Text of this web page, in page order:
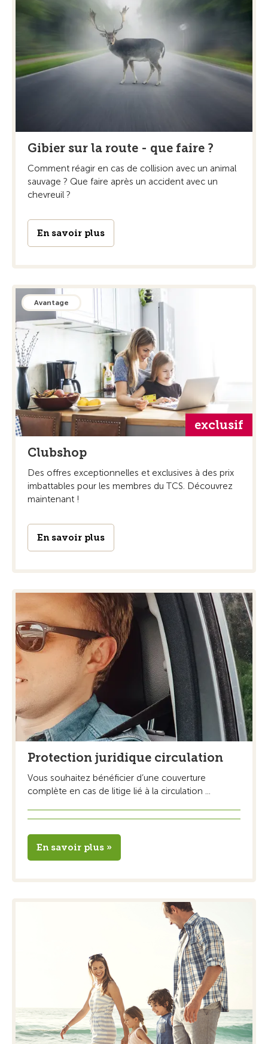
Gibier sur la route - que faire ?
Comment réagir en cas de collision avec un animal
sauvage ? Que faire après un accident avec un
chevreuil ?
En savoir plus
Avantage
exclusif
Clubshop
Des offres exceptionnelles et exclusives à des prix
imbattables pour les membres du TCS. Découvrez
maintenant !
En savoir plus
Protection juridique circulation
Vous souhaitez bénéficier d’une couverture
complète en cas de litige lié à la circulation ...
En savoir plus »